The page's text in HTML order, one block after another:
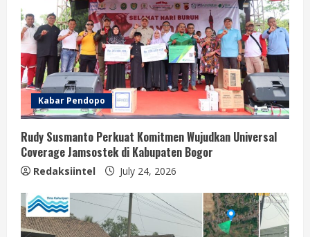
Kabar Pendopo
Rudy Susmanto Perkuat Komitmen Wujudkan Universal
Coverage Jamsostek di Kabupaten Bogor
Redaksiintel July 24, 2026